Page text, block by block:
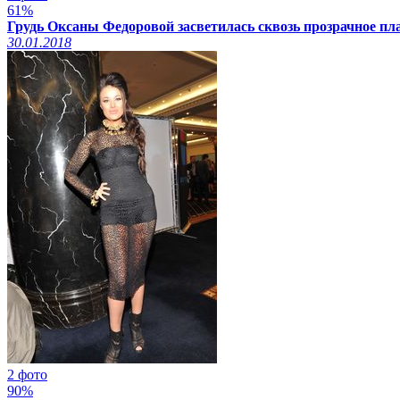
61%
Грудь Оксаны Федоровой засветилась сквозь прозрачное
30.01.2018
2 фото
90%